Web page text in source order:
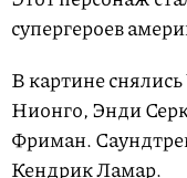
супергероев
В картине
Нионго, Энди
Фриман.
Кендрик Ламар.